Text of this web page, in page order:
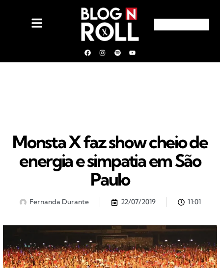
Monsta X faz show cheio de
energia e simpatia em São
Paulo
Fernanda Durante 22/07/2019 11:01